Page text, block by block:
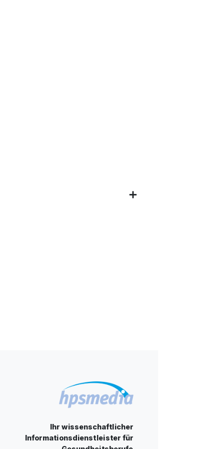
Ihr wissenschaftlicher
Informationsdienstleister für